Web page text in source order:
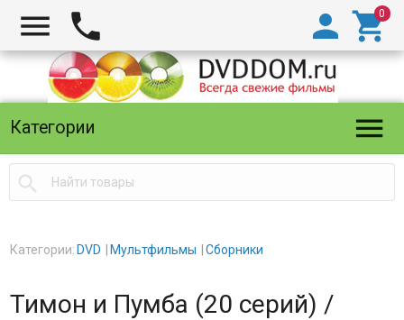
  

Категории 

Категории: DVD Мультфильмы Сборники
Тимон и Пумба (20 серий) /